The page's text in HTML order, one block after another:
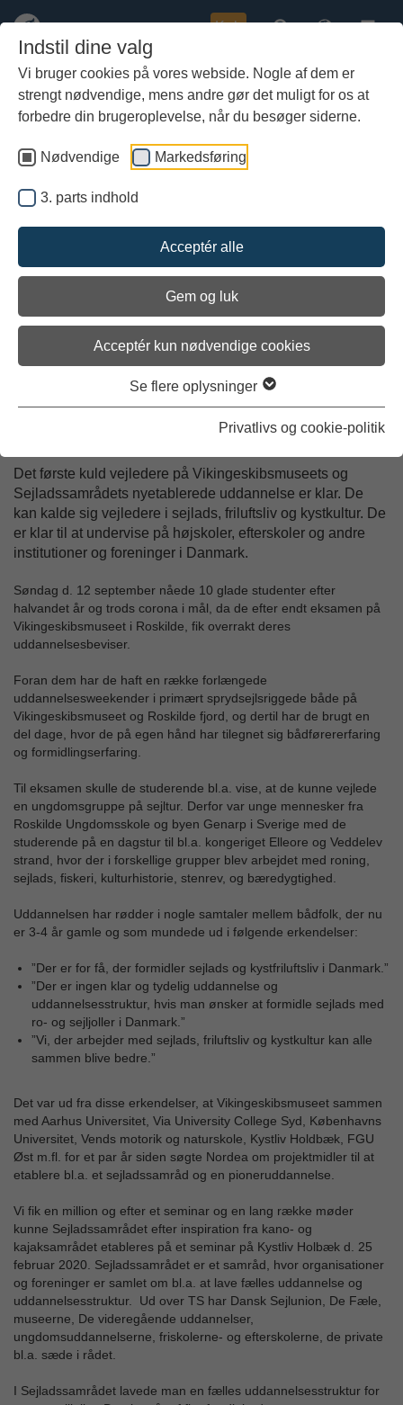
Indstil dine valg
Vi bruger cookies på vores webside. Nogle af dem er
strengt nødvendige, mens andre gør det muligt for os at
forbedre din brugeroplevelse, når du besøger siderne.
Nødvendige Markedsføring
3. parts indhold
Acceptér alle
Gem og luk
Acceptér kun nødvendige cookies
Se flere oplysninger
Privatlivs og cookie-politik
indhold
Køb
Kystvejlederne er klar
Det første kuld vejledere på Vikingeskibsmuseets og
Sejladssamrådets nyetablerede uddannelse er klar. De
kan kalde sig vejledere i sejlads, friluftsliv og kystkultur. De
er klar til at undervise på højskoler, efterskoler og andre
institutioner og foreninger i Danmark.
Søndag d. 12 september nåede 10 glade studenter efter
halvandet år og trods corona i mål, da de efter endt eksamen på
Vikingeskibsmuseet i Roskilde, fik overrakt deres
uddannelsesbeviser.
Foran dem har de haft en række forlængede
uddannelsesweekender i primært sprydsejlsriggede både på
Vikingeskibsmuseet og Roskilde fjord, og dertil har de brugt en
del dage, hvor de på egen hånd har tilegnet sig bådførererfaring
og formidlingserfaring.
Til eksamen skulle de studerende bl.a. vise, at de kunne vejlede
en ungdomsgruppe på sejltur. Derfor var unge mennesker fra
Roskilde Ungdomsskole og byen Genarp i Sverige med de
studerende på en dagstur til bl.a. kongeriget Elleore og Veddelev
strand, hvor der i forskellige grupper blev arbejdet med roning,
sejlads, fiskeri, kulturhistorie, stenrev, og bæredygtighed.
Uddannelsen har rødder i nogle samtaler mellem bådfolk, der nu
er 3-4 år gamle og som mundede ud i følgende erkendelser:
”Der er for få, der formidler sejlads og kystfriluftsliv i Danmark.”
”Der er ingen klar og tydelig uddannelse og
uddannelsesstruktur, hvis man ønsker at formidle sejlads med
ro- og sejljoller i Danmark.”
”Vi, der arbejder med sejlads, friluftsliv og kystkultur kan alle
sammen blive bedre.”
Det var ud fra disse erkendelser, at Vikingeskibsmuseet sammen
med Aarhus Universitet, Via University College Syd, Københavns
Universitet, Vends motorik og naturskole, Kystliv Holdbæk, FGU
Øst m.fl. for et par år siden søgte Nordea om projektmidler til at
etablere bl.a. et sejladssamråd og en pioneruddannelse.
Vi fik en million og efter et seminar og en lang række møder
kunne Sejladssamrådet efter inspiration fra kano- og
kajaksamrådet etableres på et seminar på Kystliv Holbæk d. 25
februar 2020. Sejladssamrådet er et samråd, hvor organisationer
og foreninger er samlet om bl.a. at lave fælles uddannelse og
uddannelsesstruktur. Ud over TS har Dansk Sejlunion, De Fæle,
museerne, De videregående uddannelser,
ungdomsuddannelserne, friskolerne- og efterskolerne, de private
bl.a. sæde i rådet.
I Sejladssamrådet lavede man en fælles uddannelsesstruktur for